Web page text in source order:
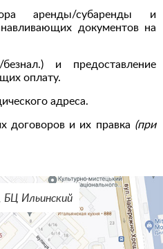
аренды/субаренды и
документов на
и предоставление
оплату.
адреса.
договоров и их правка (при
БЦ Ильинский